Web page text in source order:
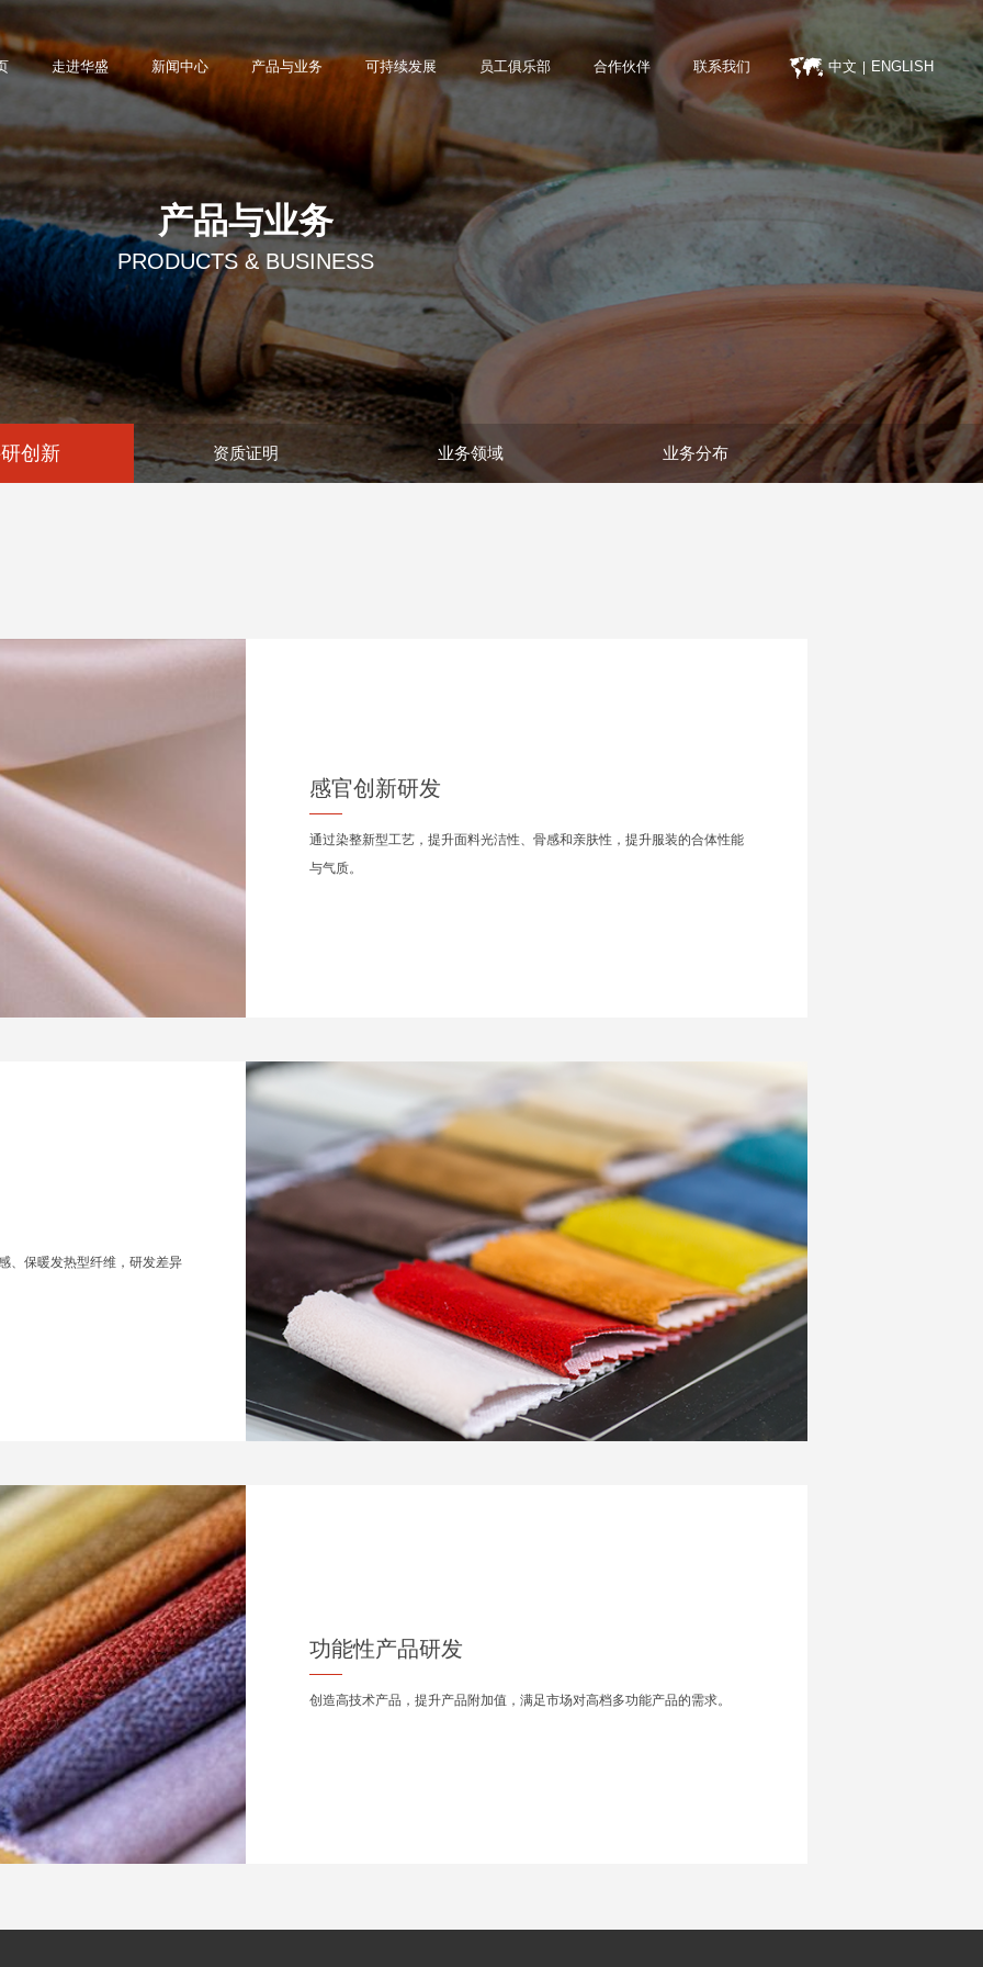
走进华盛 新闻中心 产品与业务 可持续发展 员工俱乐部 合作伙伴 联系我们 中文 ENGLISH
产品与业务
PRODUCTS & BUSINESS
创新 资质证明 业务领域 业务分布
感官创新研发
通过染整新型工艺，提升面料光洁性、骨感和亲肤性，提升服装的合体性能
与气质。
、保暖发热型纤维，研发差异
功能性产品研发
创造高技术产品，提升产品附加值，满足市场对高档多功能产品的需求。